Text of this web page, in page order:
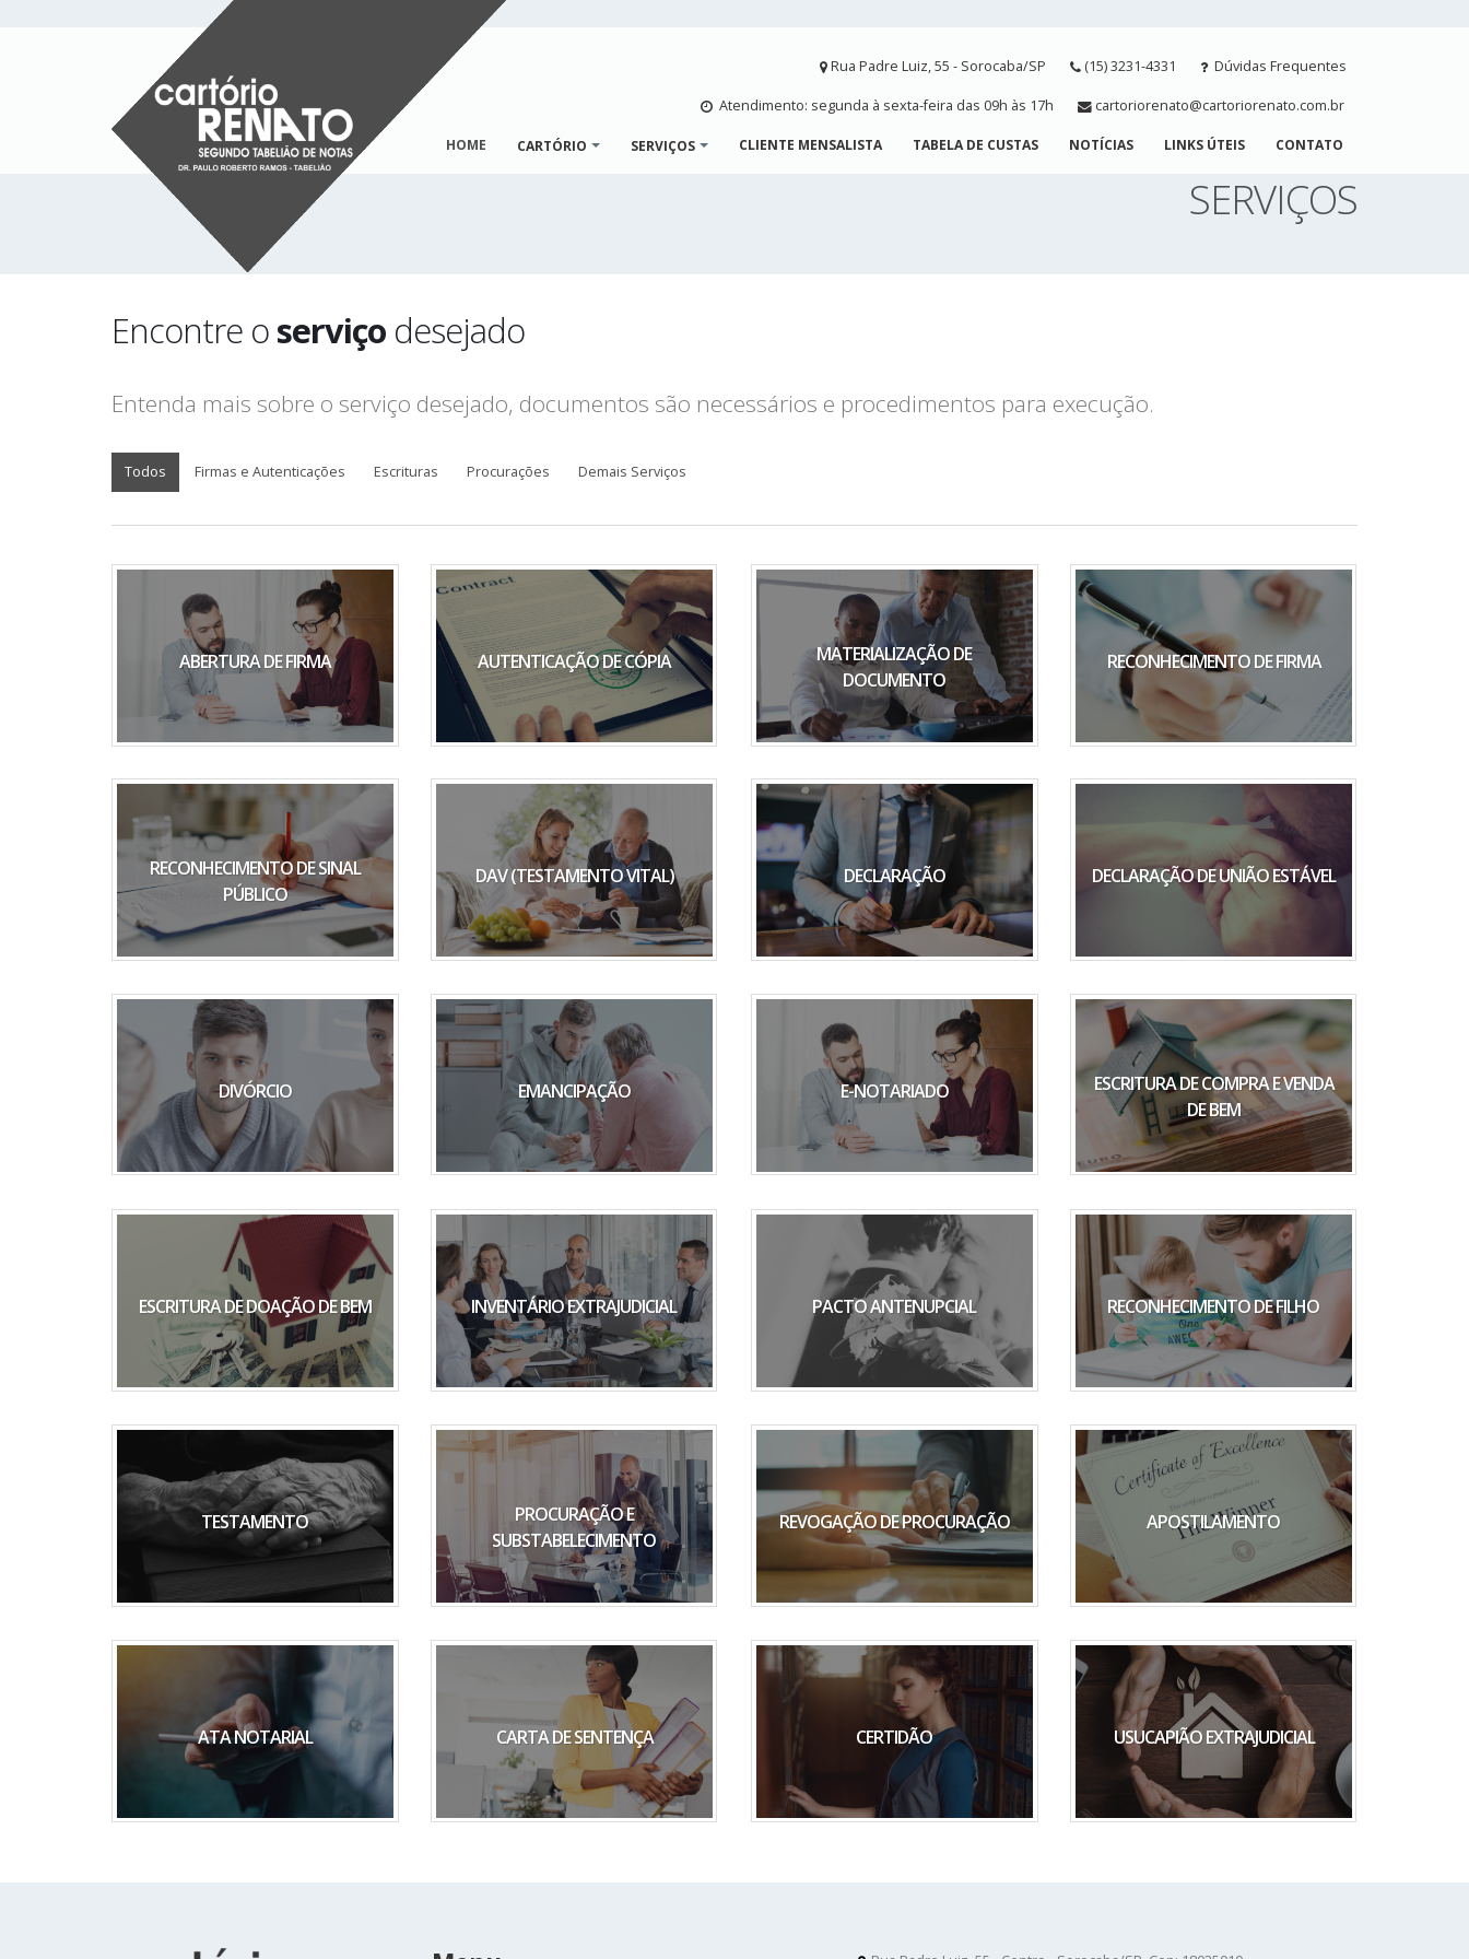
Rua Padre Luiz, 55 - Sorocaba/SP (15) 3231-4331 Dúvidas Frequentes
Atendimento: segunda à sexta-feira das 09h às 17h cartoriorenato@cartoriorenato.com.br
HOME CARTÓRIO SERVIÇOS CLIENTE MENSALISTA TABELA DE CUSTAS NOTÍCIAS LINKS ÚTEIS CONTATO
SERVIÇOS
Encontre oserviço desejado
Entenda mais sobre o serviço desejado, documentos são necessários e procedimentos para execução.
Todos Firmas e Autenticações Escrituras Procurações Demais Serviços
ABERTURA DE FIRMA AUTENTICAÇÃO DE CÓPIA
MATERIALIZAÇÃO DE
DOCUMENTO
RECONHECIMENTO DE FIRMA
RECONHECIMENTO DE SINAL
PÚBLICO
DAV (TESTAMENTO VITAL) DECLARAÇÃO DECLARAÇÃO DE UNIÃO ESTÁVEL
DIVÓRCIO EMANCIPAÇÃO E-NOTARIADO
ESCRITURA DE COMPRA E VENDA
DE BEM
ESCRITURA DE DOAÇÃO DE BEM INVENTÁRIO EXTRAJUDICIAL PACTO ANTENUPCIAL RECONHECIMENTO DE FILHO
TESTAMENTO
PROCURAÇÃO E
SUBSTABELECIMENTO
REVOGAÇÃO DE PROCURAÇÃO APOSTILAMENTO
ATA NOTARIAL CARTA DE SENTENÇA CERTIDÃO USUCAPIÃO EXTRAJUDICIAL